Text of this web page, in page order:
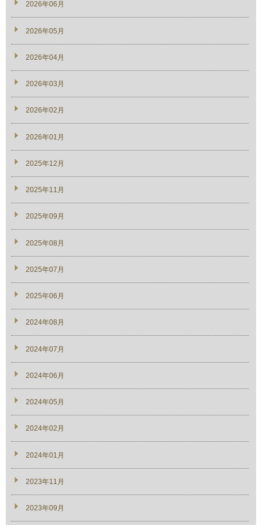
2026年06月
2026年05月
2026年04月
2026年03月
2026年02月
2026年01月
2025年12月
2025年11月
2025年09月
2025年08月
2025年07月
2025年06月
2024年08月
2024年07月
2024年06月
2024年05月
2024年02月
2024年01月
2023年11月
2023年09月